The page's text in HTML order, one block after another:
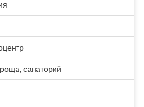
санаторий